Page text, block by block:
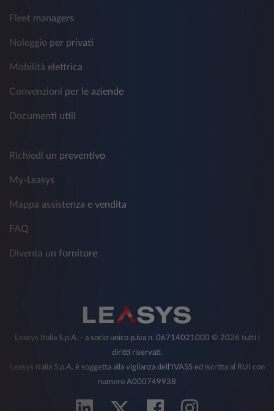
Fleet managers
Noleggio per privati
Mobilità elettrica
Convenzioni per le aziende
Documenti utili
Richiedi un preventivo
My-Leasys
Mappa assistenza e vendita
FAQ
Diventa un fornitore
Leasys Italia S.p.A. - a socio unico p.iva n. 06714021000 © 2026 tutti i
diritti riservati.
Leasys Italia S.p.A. è soggetta alla vigilanza dell'IVASS ed iscritta al RUI con
numero A000749938